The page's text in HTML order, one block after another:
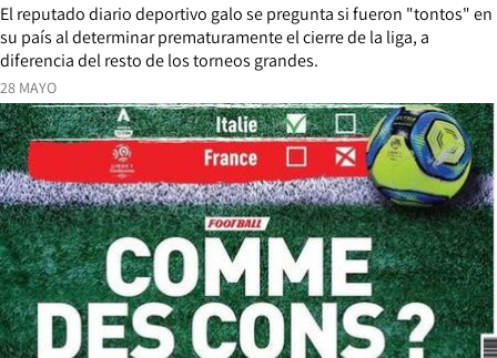
28 MAYO
El reputado diario deportivo galo se pregunta si fueron "tontos" en
su país al determinar prematuramente el cierre de la liga, a
diferencia del resto de los torneos grandes.